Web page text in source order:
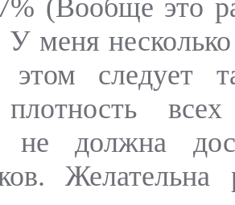
(Вообще это
У меня
следует
всех
не должна